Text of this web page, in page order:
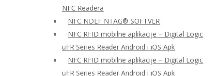
NFC Readera
NFC NDEF NTAG® SOFTVER
NFC RFID mobilne aplikacije – Digital Logic
uFR Series Reader Android i iOS Apk
NFC RFID mobilne aplikacije – Digital Logic
uFR Series Reader Android i iOS Apk